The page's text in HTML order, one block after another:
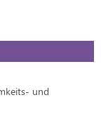
und